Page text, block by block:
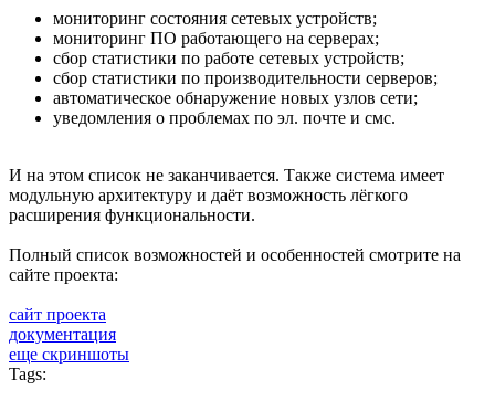
мониторинг состояния сетевых устройств;
мониторинг ПО работающего на серверах;
сбор статистики по работе сетевых устройств;
сбор статистики по производительности серверов;
автоматическое обнаружение новых узлов сети;
уведомления о проблемах по эл. почте и смс.
И на этом список не заканчивается. Также система имеет
модульную архитектуру и даёт возможность лёгкого
расширения функциональности.
Полный список возможностей и особенностей смотрите на
сайте проекта:
сайт проекта
документация
еще скриншоты
Tags: